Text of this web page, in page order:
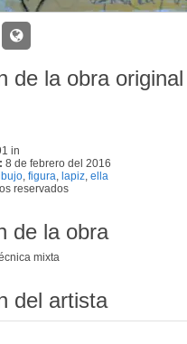
de la obra original
in
8 de febrero del 2016
figura lapiz ella
reservados
de la obra
mixta
del artista